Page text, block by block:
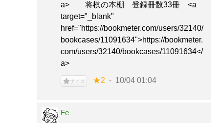
a> 将棋の本棚 登録冊数33冊 <a
target="_blank"
href="https://bookmeter.com/users/32140/
bookcases/11091634">https://bookmeter.
com/users/32140/bookcases/11091634</
a>
ナイス ★2 10/04 01:04
Fe